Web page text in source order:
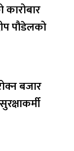
कारोबार
पौडेलको
बजार